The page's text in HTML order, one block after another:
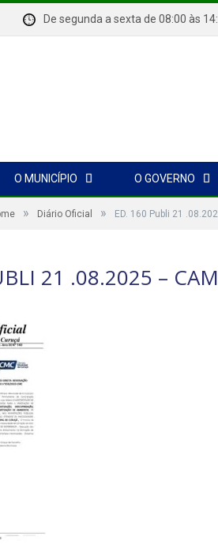
De segunda a sexta de 08:00
O MUNICÍPIO O GOVERNO
» Diário Oficial » ED. 160 Publi 21
21 .08.2025 –